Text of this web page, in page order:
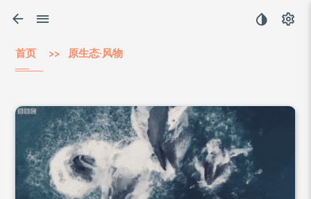
首页 >> 原生态·风物